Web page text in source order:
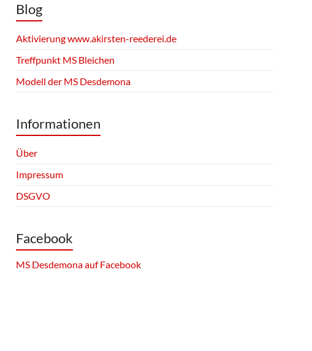
Blog
Aktivierung www.akirsten-reederei.de
Treffpunkt MS Bleichen
Modell der MS Desdemona
Informationen
Über
Impressum
DSGVO
Facebook
MS Desdemona auf Facebook